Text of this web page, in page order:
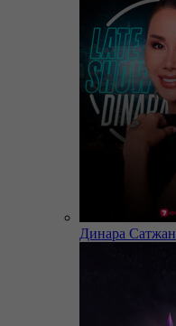
Динара Сатжан